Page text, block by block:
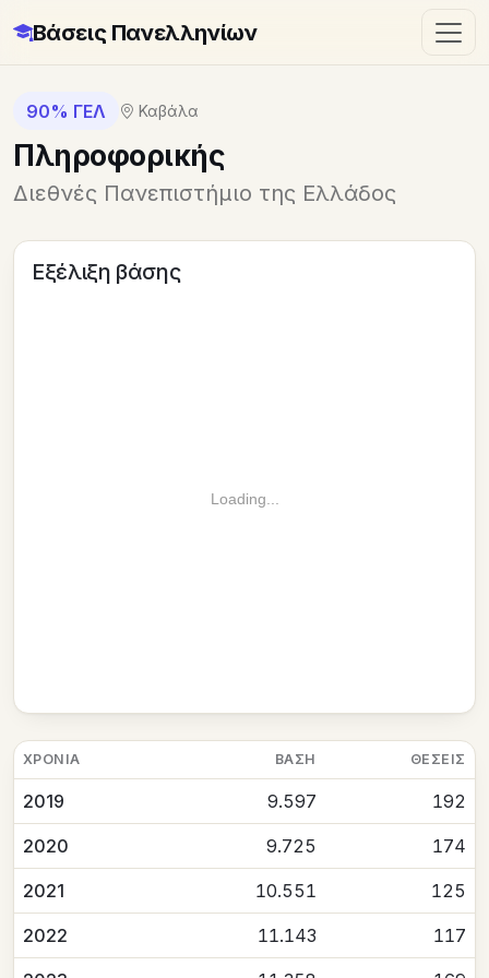
Βάσεις Πανελληνίων
90% ΓΕΛ Καβάλα
Πληροφορικής
Διεθνές Πανεπιστήμιο της Ελλάδος
Εξέλιξη βάσης
Loading...
ΧΡΟΝΙΆ ΒΆΣΗ ΘΈΣΕΙΣ
2019 9.597 192
2020 9.725 174
2021 10.551 125
2022 11.143 117